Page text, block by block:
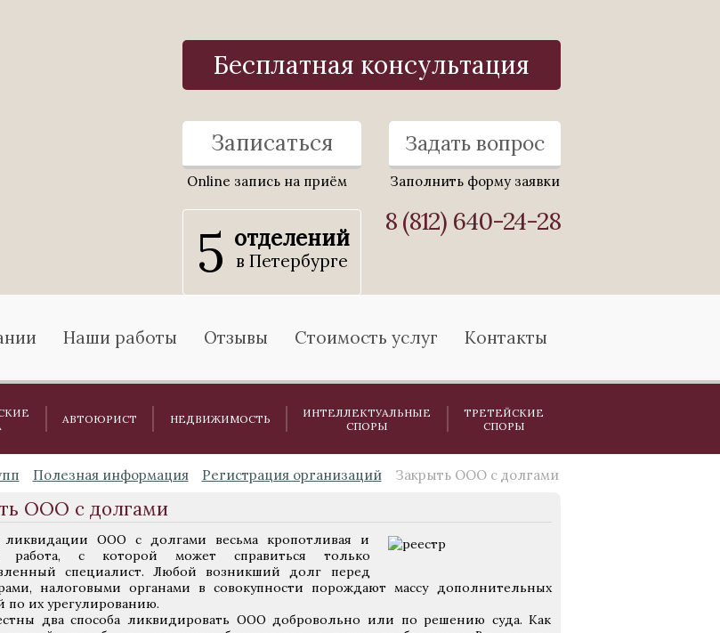
Бесплатная консультация
Записаться
Online запись на приём
Задать вопрос
Заполнить форму заявки
5 отделений
в Петербурге
8 (812) 640-24-28
Наши работы Отзывы Стоимость услуг Контакты
АВТОЮРИСТ НЕДВИЖИМОСТЬ
ИНТЕЛЛЕКТУАЛЬНЫЕ
СПОРЫ
ТРЕТЕЙСКИЕ
СПОРЫ
Полезная информация Регистрация организаций Закрыть ООО с долгами
ООО с долгами
ликвидации ООО с долгами весьма кропотливая и
работа, с которой может справиться только
специалист. Любой возникший долг перед
налоговыми органами в совокупности порождают массу дополнительных
по их урегулированию.
два способа ликвидировать ООО добровольно или по решению суда. Как